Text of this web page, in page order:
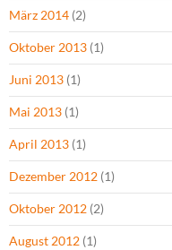
März 2014 (2)
Oktober 2013 (1)
Juni 2013 (1)
Mai 2013 (1)
April 2013 (1)
Dezember 2012 (1)
Oktober 2012 (2)
August 2012 (1)